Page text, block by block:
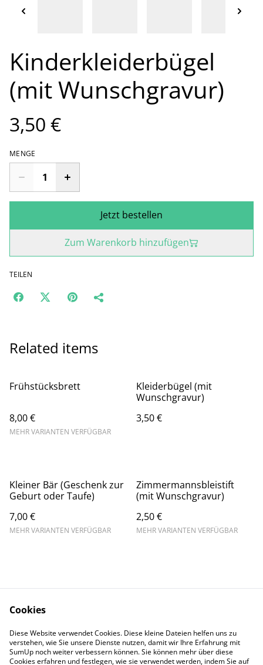
Kinderkleiderbügel
(mit Wunschgravur)
3,50 €
MENGE
Jetzt bestellen
Zum Warenkorb hinzufügen
TEILEN
Related items
Frühstücksbrett
8,00 €
MEHR VARIANTEN VERFÜGBAR
Kleiderbügel (mit
Wunschgravur)
3,50 €
Kleiner Bär (Geschenk zur
Geburt oder Taufe)
7,00 €
MEHR VARIANTEN VERFÜGBAR
Zimmermannsbleistift
(mit Wunschgravur)
2,50 €
MEHR VARIANTEN VERFÜGBAR
ungen von SumUp
Cookie-Richtlinie
IMPRESSUM
Cookies
Diese Website verwendet Cookies. Diese kleine Dateien helfen uns zu
verstehen, wie Sie unsere Dienste nutzen, damit wir Ihre Erfahrung mit
SumUp noch weiter verbessern können. Sie können mehr über diese
Cookies erfahren und festlegen, wie sie verwendet werden, indem Sie auf